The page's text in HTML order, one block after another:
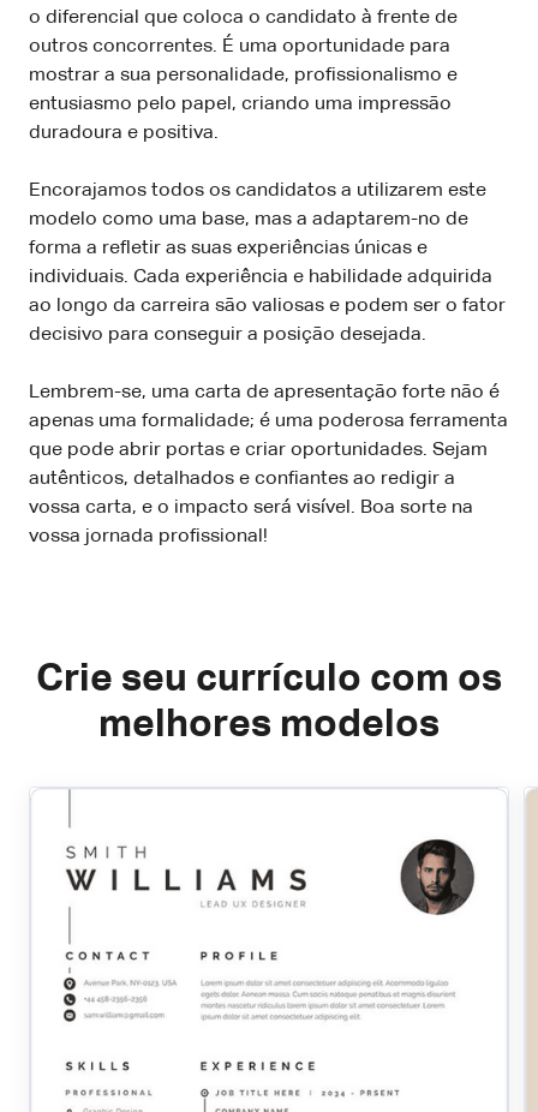
o diferencial que coloca o candidato à frente de
outros concorrentes. É uma oportunidade para
mostrar a sua personalidade, profissionalismo e
entusiasmo pelo papel, criando uma impressão
duradoura e positiva.
Encorajamos todos os candidatos a utilizarem este
modelo como uma base, mas a adaptarem-no de
forma a refletir as suas experiências únicas e
individuais. Cada experiência e habilidade adquirida
ao longo da carreira são valiosas e podem ser o fator
decisivo para conseguir a posição desejada.
Lembrem-se, uma carta de apresentação forte não é
apenas uma formalidade; é uma poderosa ferramenta
que pode abrir portas e criar oportunidades. Sejam
autênticos, detalhados e confiantes ao redigir a
vossa carta, e o impacto será visível. Boa sorte na
vossa jornada profissional!
Crie seu currículo com os
melhores modelos